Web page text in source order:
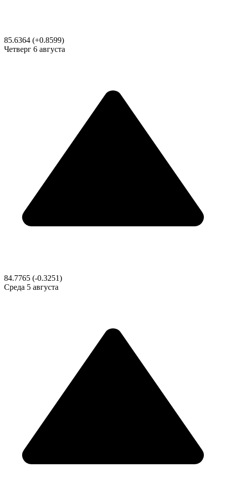
85.6364 (+0.8599)
Четверг 6 августа
84.7765 (-0.3251)
Среда 5 августа